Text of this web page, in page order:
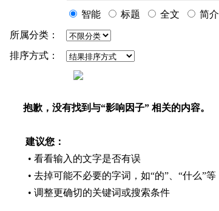
智能 标题 全文 简介
所属分类：
排序方式：
抱歉，没有找到与“影响因子” 相关的内容。
建议您：
• 看看输入的文字是否有误
• 去掉可能不必要的字词，如“的”、“什么”等
• 调整更确切的关键词或搜索条件